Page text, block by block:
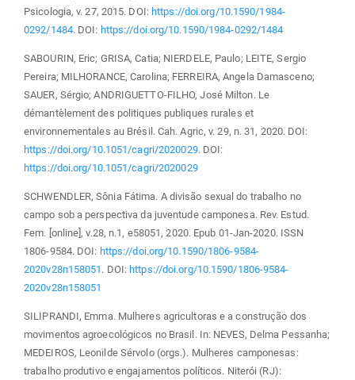
Psicologia, v. 27, 2015. DOI: https://doi.org/10.1590/1984-
0292/1484. DOI: https://doi.org/10.1590/1984-0292/1484
SABOURIN, Eric; GRISA, Catia; NIERDELE, Paulo; LEITE, Sergio
Pereira; MILHORANCE, Carolina; FERREIRA, Angela Damasceno;
SAUER, Sérgio; ANDRIGUETTO-FILHO, José Milton. Le
démantèlement des politiques publiques rurales et
environnementales au Brésil. Cah. Agric, v. 29, n. 31, 2020. DOI:
https://doi.org/10.1051/cagri/2020029. DOI:
https://doi.org/10.1051/cagri/2020029
SCHWENDLER, Sônia Fátima. A divisão sexual do trabalho no
campo sob a perspectiva da juventude camponesa. Rev. Estud.
Fem. [online], v.28, n.1, e58051, 2020. Epub 01-Jan-2020. ISSN
1806-9584. DOI: https://doi.org/10.1590/1806-9584-
2020v28n158051 . DOI: https://doi.org/10.1590/1806-9584-
2020v28n158051
SILIPRANDI, Emma. Mulheres agricultoras e a construção dos
movimentos agroecológicos no Brasil. In: NEVES, Delma Pessanha;
MEDEIROS, Leonilde Sérvolo (orgs.). Mulheres camponesas:
trabalho produtivo e engajamentos políticos. Niterói (RJ):